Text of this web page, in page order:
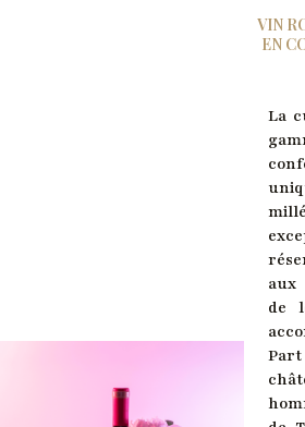
VIN
EN
La
aux
de